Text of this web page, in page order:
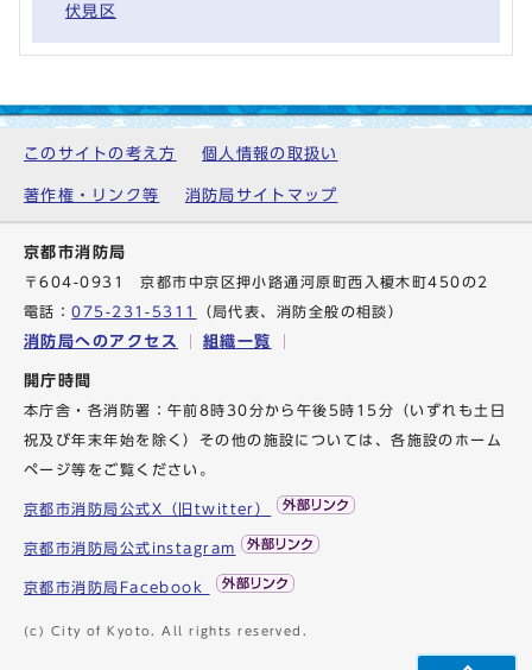
伏見区
このサイトの考え方 個人情報の取扱い
著作権・リンク等 消防局サイトマップ
京都市消防局
〒604-0931 京都市中京区押小路通河原町西入榎木町450の2
電話：075-231-5311 （局代表、消防全般の相談）
消防局へのアクセス 組織一覧
開庁時間
本庁舎・各消防署：午前8時30分から午後5時15分（いずれも土日
祝及び年末年始を除く）その他の施設については、各施設のホーム
ページ等をご覧ください。
京都市消防局公式X（旧twitter）
京都市消防局公式instagram
京都市消防局Facebook
(c) City of Kyoto. All rights reserved.